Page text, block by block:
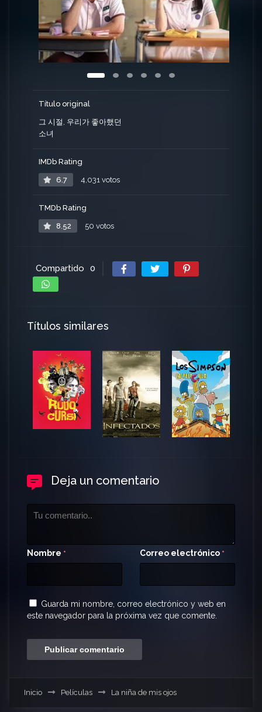
Título original
그 시절, 우리가 좋아했던
소녀
IMDb Rating
6.7 4,031 votos
TMDb Rating
8.52 50 votos
Compartido 0
Títulos similares
Deja un comentario
Nombre * Correo electrónico *
Guarda mi nombre, correo electrónico y web en
este navegador para la próxima vez que comente.
Inicio Películas La niña de mis ojos